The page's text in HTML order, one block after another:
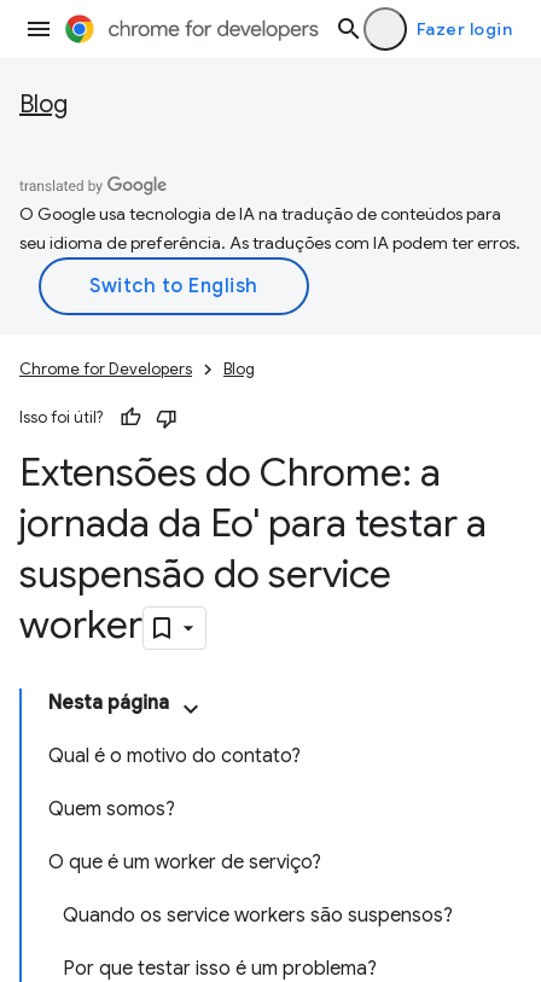
Fazer login
Blog
O Google usa tecnologia de IA na tradução de conteúdos para
seu idioma de preferência. As traduções com IA podem ter erros.
Chrome for Developers Blog
Isso foi útil?
Extensões do Chrome: a
jornada da Eo' para testar a
suspensão do service
worker
Nesta página
Qual é o motivo do contato?
Quem somos?
O que é um worker de serviço?
Quando os service workers são suspensos?
Por que testar isso é um problema?